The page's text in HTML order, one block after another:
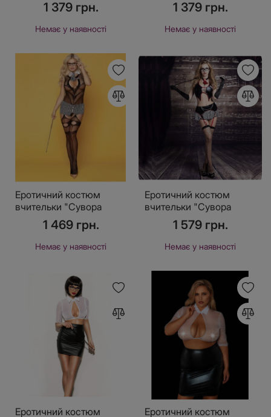
плаття, панчохи,
трусики, окуляри, ука
1 379 грн.
Немає у наявності
1 379 грн.
Немає у наявності
Еротичний костюм
вчительки "Сувора
Марлі" One Size Black
1 469 грн.
Немає у наявності
Еротичний костюм
вчительки "Сувора
Моллі" One Size,
спідничка, топ, панчохи,
трусики, краватка, рука
1 579 грн.
Немає у наявності
Еротичний костюм Еротичний костюм